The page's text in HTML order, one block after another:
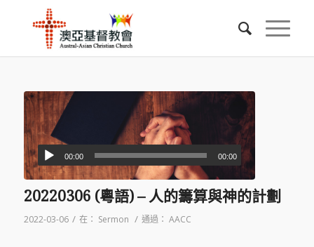
00:00 00:00
20220306 (粵語) – 人的籌算與神的計劃
2022-03-06 / 在： Sermon / 通過： AACC